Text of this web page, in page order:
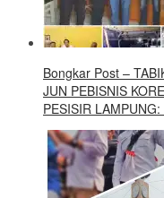
Bongkar Post –
JUN PEBISNIS
PESISIR